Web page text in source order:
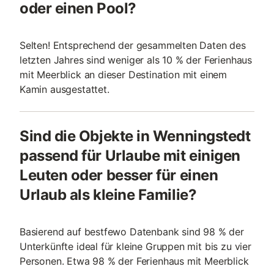
oder einen Pool?
Selten! Entsprechend der gesammelten Daten des
letzten Jahres sind weniger als 10 % der Ferienhaus
mit Meerblick an dieser Destination mit einem
Kamin ausgestattet.
Sind die Objekte in Wenningstedt
passend für Urlaube mit einigen
Leuten oder besser für einen
Urlaub als kleine Familie?
Basierend auf bestfewo Datenbank sind 98 % der
Unterkünfte ideal für kleine Gruppen mit bis zu vier
Personen. Etwa 98 % der Ferienhaus mit Meerblick